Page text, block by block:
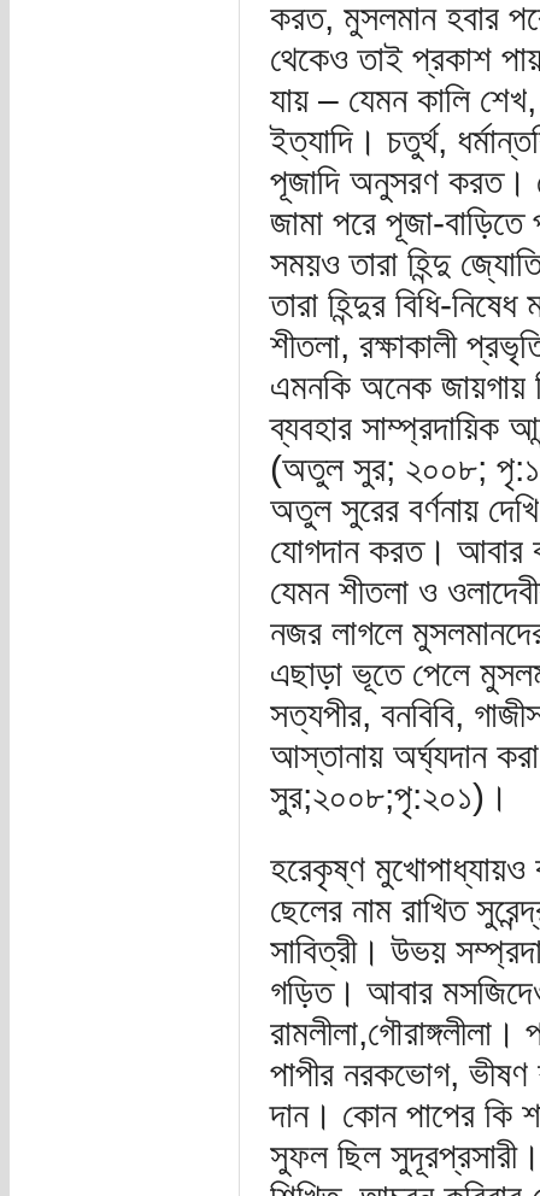
করত, মুসলমান হবার
থেকেও তাই প্রকাশ
যায় – যেমন কালি
ইত্যাদি। চতুর্থ,
পূজাদি অনুসরণ করত।
জামা পরে পূজা-বাড়িতে
সময়ও তারা হিন্দু
তারা হিন্দুর বিধি-
শীতলা, রক্ষাকালী
এমনকি অনেক জায়গায়
ব্যবহার সাম্প্রদায়িক
(অতুল সুর; ২০০৮;
অতুল সুরের বর্ণনায়
যোগদান করত। আবার
যেমন শীতলা ও
নজর লাগলে
এছাড়া ভূতে পেলে
সত্যপীর, বনবিবি,
আস্তানায় অর্ঘ্যদান
সুর;২০০৮;পৃ:২০১)।
হরেকৃষ্ণ মুখোপাধ্যায়ও
ছেলের নাম রাখিত
সাবিত্রী। উভয়
গড়িত। আবার
পাপীর নরকভোগ, ভীষণ
দান। কোন পাপের কি
সুফল ছিল